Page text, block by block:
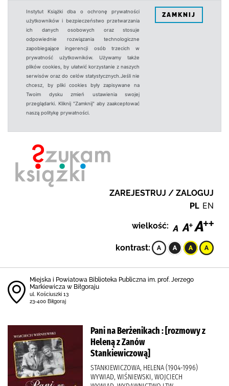
Instytut Książki dba o ochronę prywatności
użytkowników i bezpieczeństwo przetwarzania
ich danych osobowych oraz stosuje
odpowiednie rozwiązania technologiczne
zapobiegające ingerencji osób trzecich w
prywatność użytkowników. Używamy także
plików cookies, by ułatwić korzystanie z naszych
serwisów oraz do celów statystycznych.Jeśli nie
chcesz, by pliki cookies były zapisywane na
Twoim dysku zmień ustawienia swojej
przeglądarki. Kliknij "Zamknij" aby zaakceptować
naszą politykę prywatności.
ZAMKNIJ
ZAREJESTRUJ / ZALOGUJ
PL EN
wielkość:
kontrast:
Miejska i Powiatowa Biblioteka Publiczna im. prof. Jerzego
Markiewicza w Biłgoraju
ul. Kościuszki 13
23-400 Biłgoraj
Pani na Berżenikach : [rozmowy z
Heleną z Zanów
Stankiewiczową]
STANKIEWICZOWA, HELENA (1904-1996)
WYWIAD, WIŚNIEWSKI, WOJCIECH